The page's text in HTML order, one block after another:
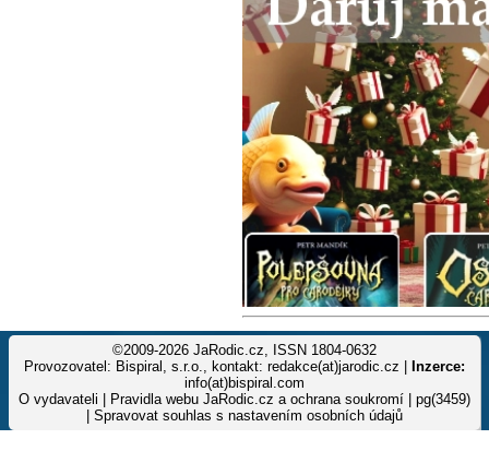
©2009-2026 JaRodic.cz, ISSN 1804-0632
Provozovatel: Bispiral, s.r.o., kontakt: redakce(at)jarodic.cz |
Inzerce:
info(at)bispiral.com
O vydavateli
Pravidla webu JaRodic.cz a ochrana soukromí | pg(3459)
Spravovat souhlas s nastavením osobních údajů